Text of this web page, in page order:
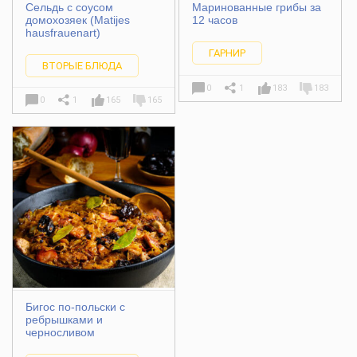
Сельдь с соусом
домохозяек (Matijes
hausfrauenart)
ВТОРЫЕ БЛЮДА
0 1 165 165
Маринованные грибы за
12 часов
ГАРНИР
0 1 183 183
Бигос по-польски с
ребрышками и
черносливом